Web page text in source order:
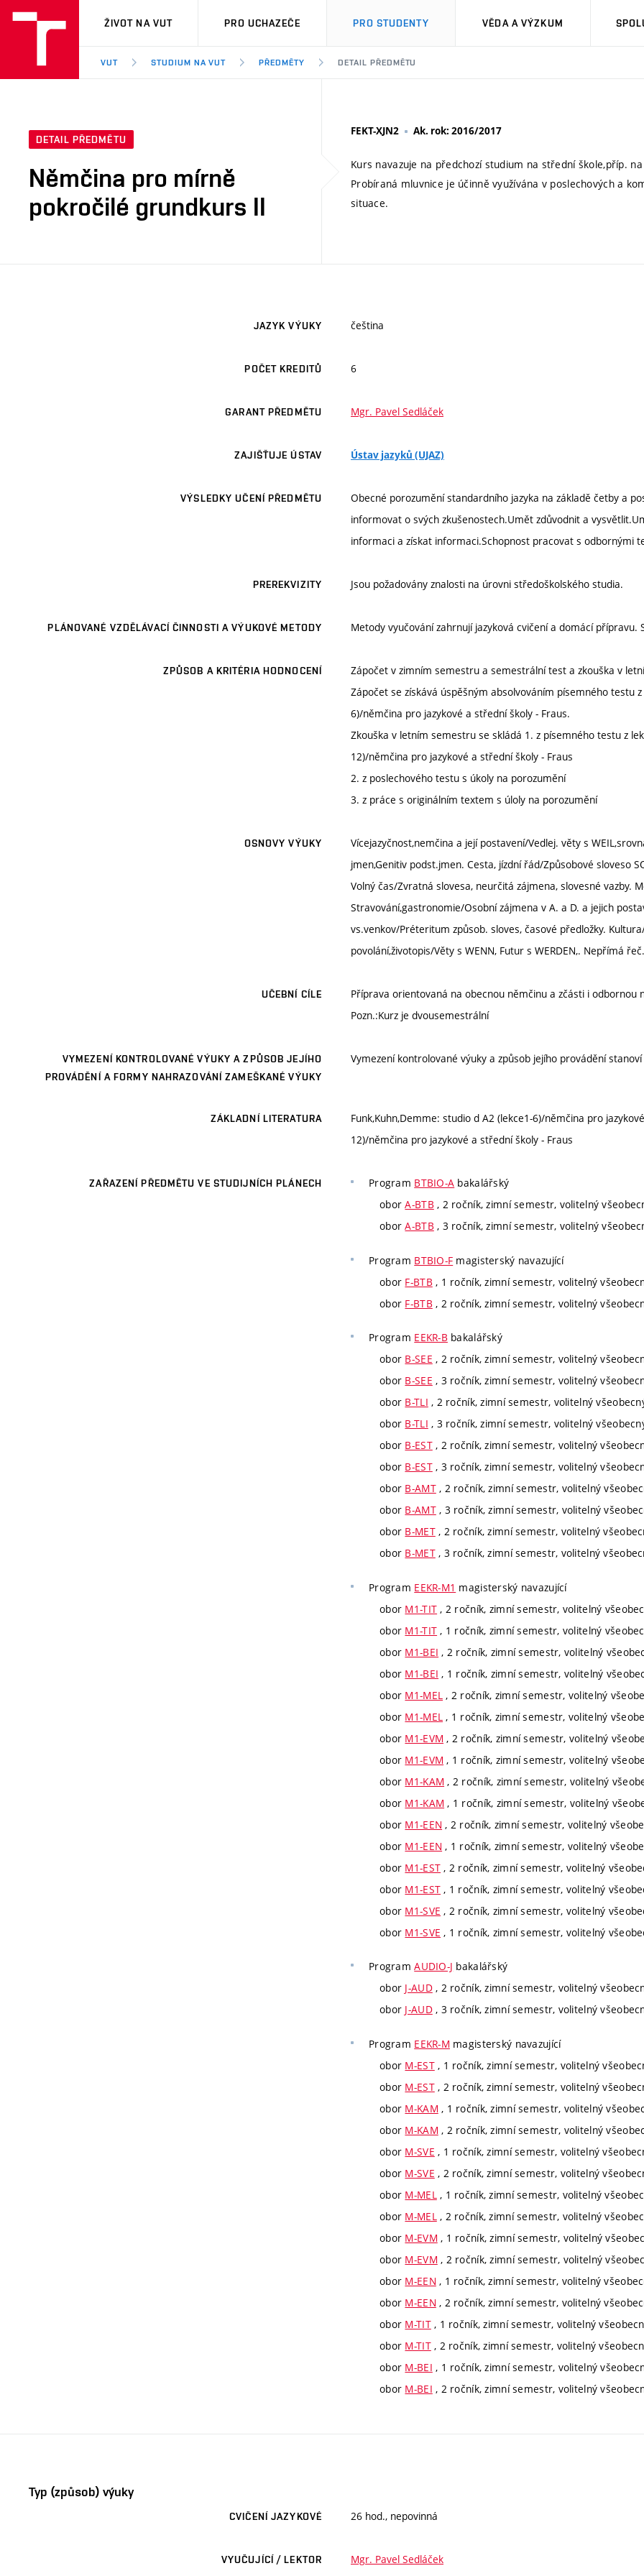
VUT
ŽIVOT NA VUT PRO UCHAZEČE PRO STUDENTY VĚDA A VÝZKUM
VUT STUDIUM NA VUT PŘEDMĚTY DETAIL PŘEDMĚTU
DETAIL PŘEDMĚTU
Němčina pro mírně
pokročilé grundkurs II
FEKT-XJN2 Ak. rok: 2016/2017
Kurs navazuje na předchozí studium na střední škole,příp.
Probíraná mluvnice je účinně využívána v poslechových a
situace.
JAZYK VÝUKY čeština
POČET KREDITŮ 6
GARANT PŘEDMĚTU Mgr. Pavel Sedláček
ZAJIŠŤUJE ÚSTAV Ústav jazyků (UJAZ)
VÝSLEDKY UČENÍ PŘEDMĚTU
Obecné porozumění standardního jazyka na základě četby a
informovat o svých zkušenostech.Umět zdůvodnit a
informaci a získat informaci.Schopnost pracovat s odbornými
PREREKVIZITY Jsou požadovány znalosti na úrovni středoškolského studia.
PLÁNOVANÉ VZDĚLÁVACÍ ČINNOSTI A VÝUKOVÉ METODY Metody vyučování zahrnují jazyková cvičení a domácí
ZPŮSOB A KRITÉRIA HODNOCENÍ
Zápočet v zimním semestru a semestrální test a zkouška v
Zápočet se získává úspěšným absolvováním písemného testu
6)/němčina pro jazykové a střední školy - Fraus.
Zkouška v letním semestru se skládá 1. z písemného testu z
12)/němčina pro jazykové a střední školy - Fraus
2. z poslechového testu s úkoly na porozumění
3. z práce s originálním textem s úloly na porozumění
OSNOVY VÝUKY
Vícejazyčnost,nemčina a její postavení/Vedlej. věty s
jmen,Genitiv podst.jmen. Cesta, jízdní řád/Způsobové sloveso
Volný čas/Zvratná slovesa, neurčitá zájmena, slovesné vazby.
Stravování,gastronomie/Osobní zájmena v A. a D. a jejich
vs.venkov/Préteritum způsob. sloves, časové předložky.
povolání,životopis/Věty s WENN, Futur s WERDEN,. Nepřímá
UČEBNÍ CÍLE
Příprava orientovaná na obecnou němčinu a zčásti i odbornou
Pozn.:Kurz je dvousemestrální
VYMEZENÍ KONTROLOVANÉ VÝUKY A ZPŮSOB JEJÍHO
PROVÁDĚNÍ A FORMY NAHRAZOVÁNÍ ZAMEŠKANÉ VÝUKY
Vymezení kontrolované výuky a způsob jejího provádění
ZÁKLADNÍ LITERATURA
Funk,Kuhn,Demme: studio d A2 (lekce1-6)/němčina pro
12)/němčina pro jazykové a střední školy - Fraus
ZAŘAZENÍ PŘEDMĚTU VE STUDIJNÍCH PLÁNECH Program BTBIO-A bakalářský
oborA-BTB , 2 ročník, zimní semestr, volitelný
oborA-BTB , 3 ročník, zimní semestr, volitelný
Program BTBIO-F magisterský navazující
obor F-BTB , 1 ročník, zimní semestr, volitelný
obor F-BTB , 2 ročník, zimní semestr, volitelný
Program EEKR-B bakalářský
obor B-SEE , 2 ročník, zimní semestr, volitelný
obor B-SEE , 3 ročník, zimní semestr, volitelný
obor B-TLI , 2 ročník, zimní semestr, volitelný
obor B-TLI , 3 ročník, zimní semestr, volitelný
obor B-EST, 2 ročník, zimní semestr, volitelný
obor B-EST, 3 ročník, zimní semestr, volitelný
obor B-AMT, 2 ročník, zimní semestr, volitelný
obor B-AMT, 3 ročník, zimní semestr, volitelný
obor B-MET, 2 ročník, zimní semestr, volitelný
obor B-MET, 3 ročník, zimní semestr, volitelný
Program EEKR-M1 magisterský navazující
obor M1-TIT , 2 ročník, zimní semestr, volitelný
obor M1-TIT , 1 ročník, zimní semestr, volitelný
obor M1-BEI , 2 ročník, zimní semestr, volitelný
obor M1-BEI , 1 ročník, zimní semestr, volitelný
obor M1-MEL , 2 ročník, zimní semestr, volitelný
obor M1-MEL , 1 ročník, zimní semestr, volitelný
obor M1-EVM , 2 ročník, zimní semestr, volitelný
obor M1-EVM , 1 ročník, zimní semestr, volitelný
obor M1-KAM , 2 ročník, zimní semestr, volitelný
obor M1-KAM , 1 ročník, zimní semestr, volitelný
obor M1-EEN , 2 ročník, zimní semestr, volitelný
obor M1-EEN , 1 ročník, zimní semestr, volitelný
obor M1-EST , 2 ročník, zimní semestr, volitelný
obor M1-EST , 1 ročník, zimní semestr, volitelný
obor M1-SVE , 2 ročník, zimní semestr, volitelný
obor M1-SVE , 1 ročník, zimní semestr, volitelný
ProgramAUDIO-J bakalářský
obor J-AUD, 2 ročník, zimní semestr, volitelný
obor J-AUD, 3 ročník, zimní semestr, volitelný
Program EEKR-M magisterský navazující
obor M-EST, 1 ročník, zimní semestr, volitelný
obor M-EST, 2 ročník, zimní semestr, volitelný
obor M-KAM , 1 ročník, zimní semestr, volitelný
obor M-KAM , 2 ročník, zimní semestr, volitelný
obor M-SVE , 1 ročník, zimní semestr, volitelný
obor M-SVE , 2 ročník, zimní semestr, volitelný
obor M-MEL , 1 ročník, zimní semestr, volitelný
obor M-MEL , 2 ročník, zimní semestr, volitelný
obor M-EVM , 1 ročník, zimní semestr, volitelný
obor M-EVM , 2 ročník, zimní semestr, volitelný
obor M-EEN , 1 ročník, zimní semestr, volitelný
obor M-EEN , 2 ročník, zimní semestr, volitelný
obor M-TIT, 1 ročník, zimní semestr, volitelný
obor M-TIT, 2 ročník, zimní semestr, volitelný
obor M-BEI , 1 ročník, zimní semestr, volitelný
obor M-BEI , 2 ročník, zimní semestr, volitelný
Typ (způsob) výuky
CVIČENÍ JAZYKOVÉ 26 hod., nepovinná
VYUČUJÍCÍ / LEKTOR Mgr. Pavel Sedláček